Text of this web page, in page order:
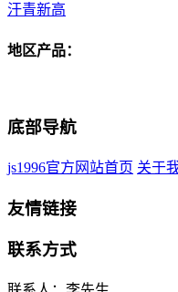
汗青新高
地区产品：
底部导航
js1996官方网站首页 关于
友情链接
联系方式